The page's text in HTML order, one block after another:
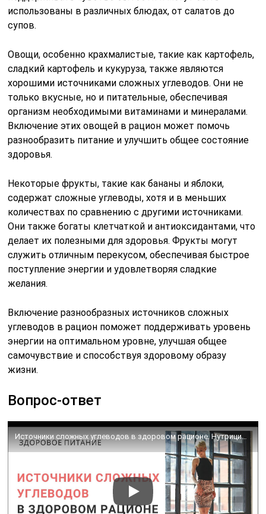
использованы в различных блюдах, от салатов до
супов.
Овощи, особенно крахмалистые, такие как картофель,
сладкий картофель и кукуруза, также являются
хорошими источниками сложных углеводов. Они не
только вкусные, но и питательные, обеспечивая
организм необходимыми витаминами и минералами.
Включение этих овощей в рацион может помочь
разнообразить питание и улучшить общее состояние
здоровья.
Некоторые фрукты, такие как бананы и яблоки,
содержат сложные углеводы, хотя и в меньших
количествах по сравнению с другими источниками.
Они также богаты клетчаткой и антиоксидантами, что
делает их полезными для здоровья. Фрукты могут
служить отличным перекусом, обеспечивая быстрое
поступление энергии и удовлетворяя сладкие
желания.
Включение разнообразных источников сложных
углеводов в рацион поможет поддерживать уровень
энергии на оптимальном уровне, улучшая общее
самочувствие и способствуя здоровому образу
жизни.
Вопрос-ответ
Источники сложных углеводов в здоровом рационе. Нутрициолог Мария Сафина